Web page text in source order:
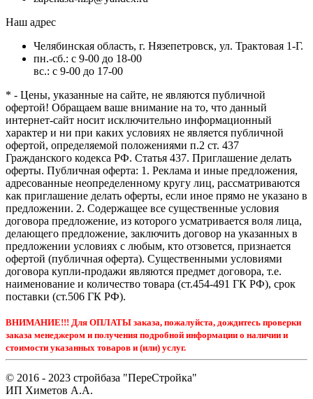
Наш адрес
Челябинская область, г. Нязепетровск, ул. Трактовая 1-Г.
пн.-сб.: с 9-00 до 18-00
вс.: с 9-00 до 17-00
* - Цены, указанные на сайте, не являются публичной
офертой! Обращаем ваше внимание на то, что данный
интернет-сайт носит исключительно информационный
характер и ни при каких условиях не является публичной
офертой, определяемой положениями п.2 ст. 437
Гражданского кодекса РФ. Статья 437. Приглашение делать
оферты. Публичная оферта: 1. Реклама и иные предложения,
адресованные неопределенному кругу лиц, рассматриваются
как приглашение делать оферты, если иное прямо не указано в
предложении. 2. Содержащее все существенные условия
договора предложение, из которого усматривается воля лица,
делающего предложение, заключить договор на указанных в
предложении условиях с любым, кто отзовется, признается
офертой (публичная оферта). Существенными условиями
договора купли-продажи являются предмет договора, т.е.
наименование и количество товара (ст.454-491 ГК РФ), срок
поставки (ст.506 ГК РФ).
ВНИМАНИЕ!!! Для ОПЛАТЫ заказа, пожалуйста, дождитесь проверки
заказа менеджером и получения подробной информации о наличии и
стоимости указанных товаров и (или) услуг.
© 2016 - 2023 стройбаза "ПереСтройка"
ИП Химетов А.А.